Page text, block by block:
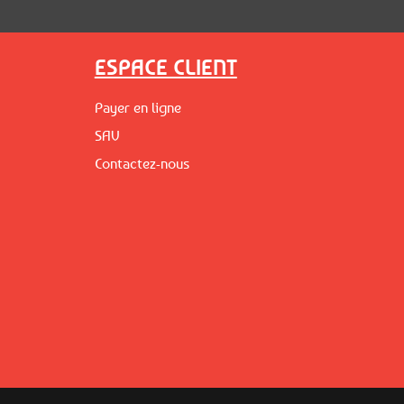
ESPACE CLIENT
Payer en ligne
SAV
Contactez-nous